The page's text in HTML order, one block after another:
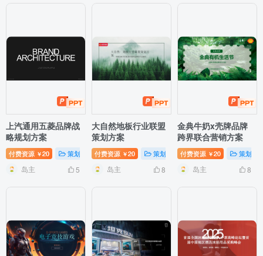
上汽通用五菱品牌战
略规划方案
付费资源 ￥20 策划方案
岛主 5
大自然地板行业联盟
策划方案
付费资源 ￥20 策划方案
岛主 8
金典牛奶x壳牌品牌
跨界联合营销方案
付费资源 ￥20 策划方
岛主 8